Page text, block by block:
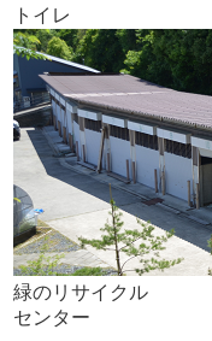
トイレ
緑のリサイクル
センター